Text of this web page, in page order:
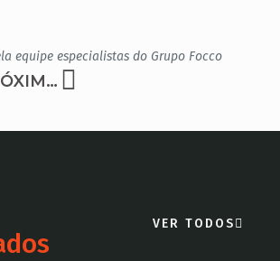
equipe especialistas do Grupo Focco
PRÓXIMO ARTIGO
VER TODOS